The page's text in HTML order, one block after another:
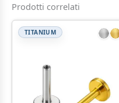
Prodotti correlati
TITANIUM